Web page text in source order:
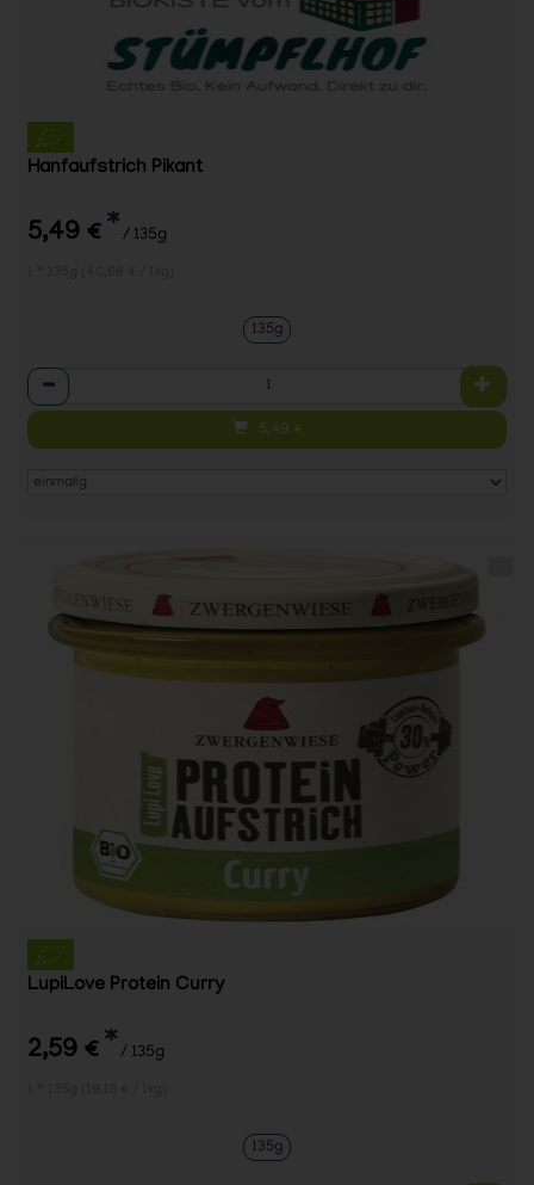
Hanfaufstrich Pikant
5,49 € * / 135g
135g
Anzahl
5,49 €
LupiLove Protein Curry
2,59 € * / 135g
135g